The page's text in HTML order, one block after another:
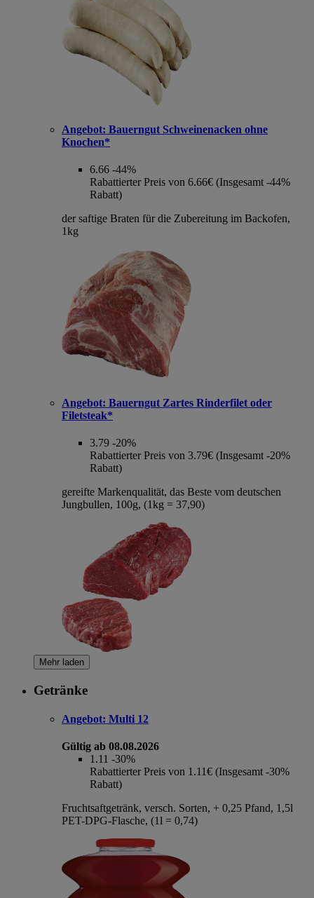
Angebot: Bauerngut Schweinenacken ohne
Knochen*
6.66 -44%
Rabattierter Preis von 6.66€ (Insgesamt -44%
Rabatt)
der saftige Braten für die Zubereitung im Backofen,
1kg
Angebot: Bauerngut Zartes Rinderfilet oder
Filetsteak*
3.79 -20%
Rabattierter Preis von 3.79€ (Insgesamt -20%
Rabatt)
gereifte Markenqualität, das Beste vom deutschen
Jungbullen, 100g, (1kg = 37,90)
Mehr laden
Getränke
Angebot: Multi 12
Gültig ab 08.08.2026
1.11 -30%
Rabattierter Preis von 1.11€ (Insgesamt -30%
Rabatt)
Fruchtsaftgetränk, versch. Sorten, + 0,25 Pfand, 1,5l
PET-DPG-Flasche, (1l = 0,74)